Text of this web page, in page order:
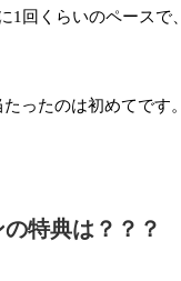
1回くらいのペースで、
ったのは初めてです。
特典は？？？